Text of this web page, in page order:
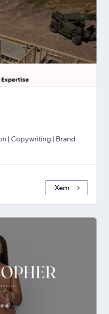
| Copywriting | Brand
Xem